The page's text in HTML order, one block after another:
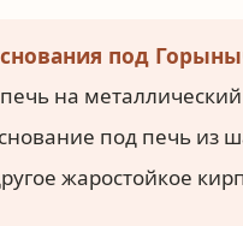
под
на
под печь из
жаростойкое